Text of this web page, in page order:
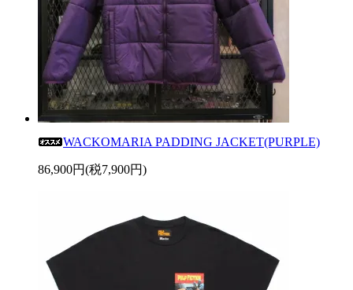
WACKOMARIA PADDING JACKET(PURPLE)
86,900円(税7,900円)